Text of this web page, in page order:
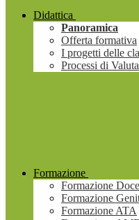
Didattica
Panoramica
Offerta formativa
I progetti delle
Processi di
Formazione
Formazione
Formazione
Formazione ATA